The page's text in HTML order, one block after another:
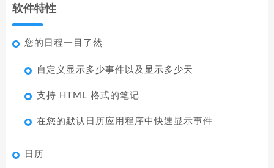
软件特性
您的日程一目了然
自定义显示多少事件以及显示多少天
支持 HTML 格式的笔记
在您的默认日历应用程序中快速显示事件
日历